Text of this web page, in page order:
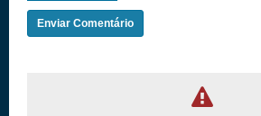
Enviar Comentário